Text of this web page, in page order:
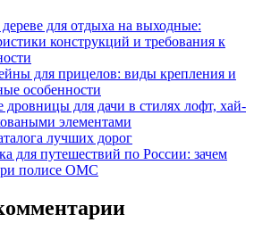
для отдыха на выходные:
конструкций и требования к
для прицелов: виды крепления и
особенности
дровницы для дачи в стилях лофт, хай-
элементами
лучших дорог
для путешествий по России: зачем
полисе ОМС